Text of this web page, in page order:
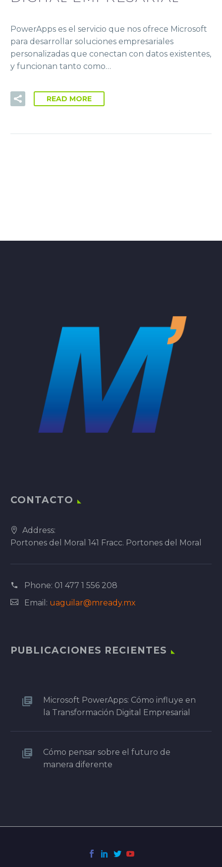
PowerApps es el servicio que nos ofrece Microsoft
para desarrollar soluciones empresariales
personalizadas que conectan con datos existentes,
y funcionan tanto como…
READ MORE
CONTACTO
Address:
Portones del Moral 141 Fracc. Portones del Moral
Phone: 01 477 1 556 208
Email: uaguilar@mready.mx
PUBLICACIONES RECIENTES
Microsoft PowerApps: Cómo influye en
la Transformación Digital Empresarial
Cómo pensar sobre el futuro de
manera diferente